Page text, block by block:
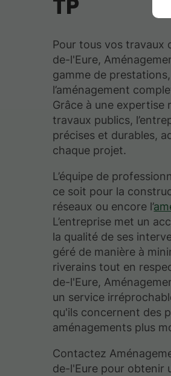
TP
Pour tous vos travaux
de-l'Eure,
gamme de
l’aménagement
Grâce à une expertise
travaux publics,
précises et durables,
chaque projet.
L’équipe de
ce soit pour la
réseaux ou encore l’
L’entreprise met un
la qualité de ses
géré de manière à
riverains tout en
de-l'Eure,
un service
qu'ils concernent des
aménagements plus
Contactez
de-l'Eure pour obtenir